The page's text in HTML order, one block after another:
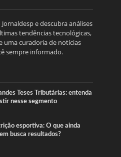
e descubra análises
tendências tecnológicas,
uma curadoria de notícias
sempre informado.
Teses Tributárias: entenda
nesse segmento
esportiva: O que ainda
busca resultados?